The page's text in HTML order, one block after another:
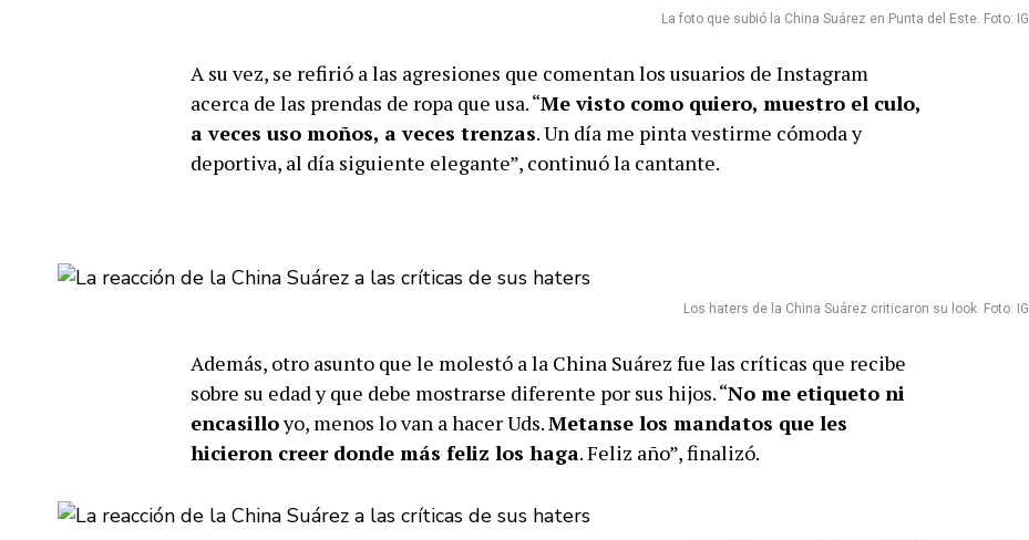
La foto que subió la China Suárez en Punta del Este. Foto: IG.
A su vez, se refirió a las agresiones que comentan los usuarios de Instagram
acerca de las prendas de ropa que usa. “Me visto como quiero, muestro el culo,
a veces uso moños, a veces trenzas. Un día me pinta vestirme cómoda y
deportiva, al día siguiente elegante”, continuó la cantante.
Los haters de la China Suárez criticaron su look. Foto: IG.
Además, otro asunto que le molestó a la China Suárez fue las críticas que recibe
sobre su edad y que debe mostrarse diferente por sus hijos. “No me etiqueto ni
encasilloyo, menos lo van a hacer Uds.Metanse los mandatos que les
hicieron creer donde más feliz los haga. Feliz año”, finalizó.